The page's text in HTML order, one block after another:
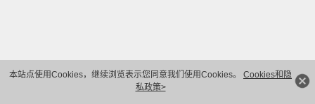
本站点使用Cookies，继续浏览表示您同意我们使用Cookies。 Cookies和隐
私政策>